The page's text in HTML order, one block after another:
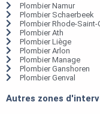
Plombier Namur
Plombier Schaerbeek
Plombier Rhode-Saint-
Plombier Ath
Plombier Liège
Plombier Arlon
Plombier Manage
Plombier Ganshoren
Plombier Genval
Autres zones